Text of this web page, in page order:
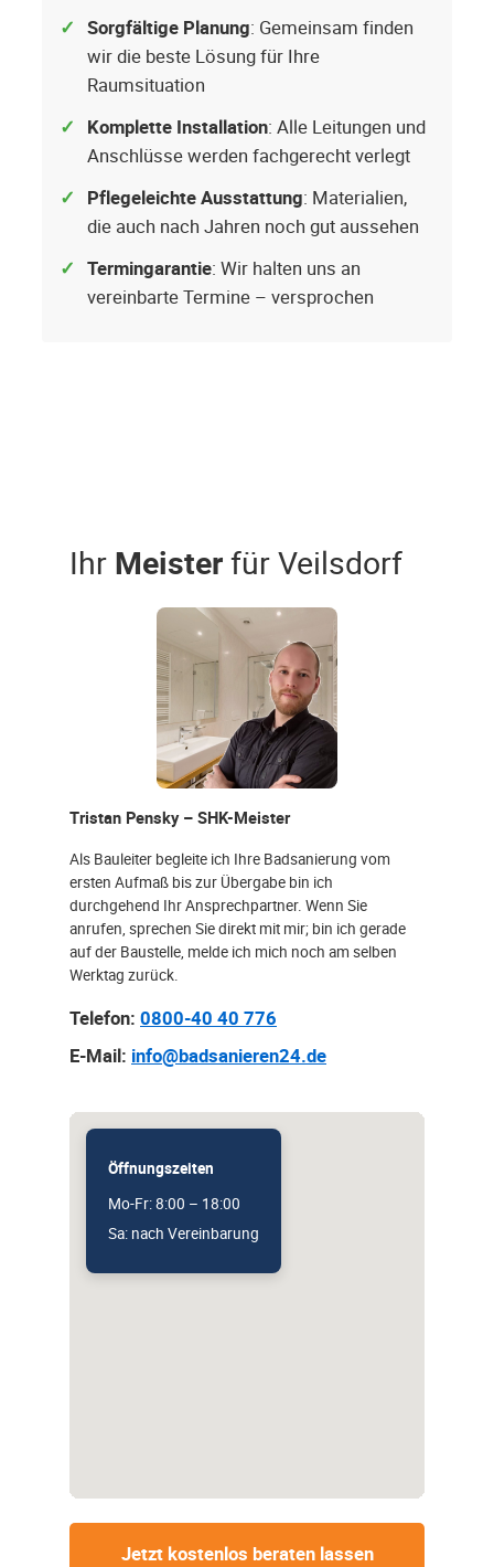
Sorgfältige Planung: Gemeinsam finden
wir die beste Lösung für Ihre
Raumsituation
Komplette Installation: Alle Leitungen und
Anschlüsse werden fachgerecht verlegt
Pflegeleichte Ausstattung: Materialien,
die auch nach Jahren noch gut aussehen
Termingarantie: Wir halten uns an
vereinbarte Termine – versprochen
Ihr Meisterfür Veilsdorf
Tristan Pensky – SHK-Meister
Als Bauleiter begleite ich Ihre Badsanierung vom
ersten Aufmaß bis zur Übergabe bin ich
durchgehend Ihr Ansprechpartner. Wenn Sie
anrufen, sprechen Sie direkt mit mir; bin ich gerade
auf der Baustelle, melde ich mich noch am selben
Werktag zurück.
Telefon: 0800-40 40 776
E-Mail: info@badsanieren24.de
Öffnungszeiten
Mo-Fr: 8:00 – 18:00
Sa: nach Vereinbarung
Jetzt kostenlos beraten lassen